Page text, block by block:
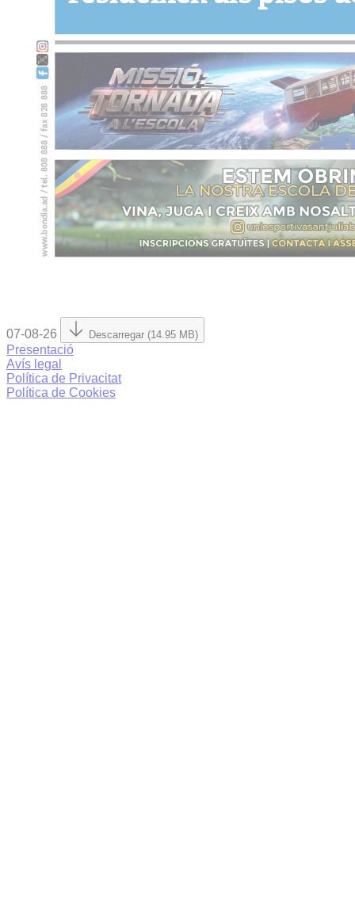
07-08-26 Descarregar (14.95 MB)
Presentació
Avís legal
Política de Privacitat
Política de Cookies